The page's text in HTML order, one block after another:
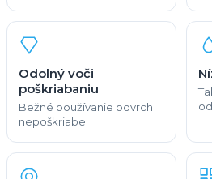
Odolný voči
poškriabaniu
Bežné používanie povrch
nepoškriabe.